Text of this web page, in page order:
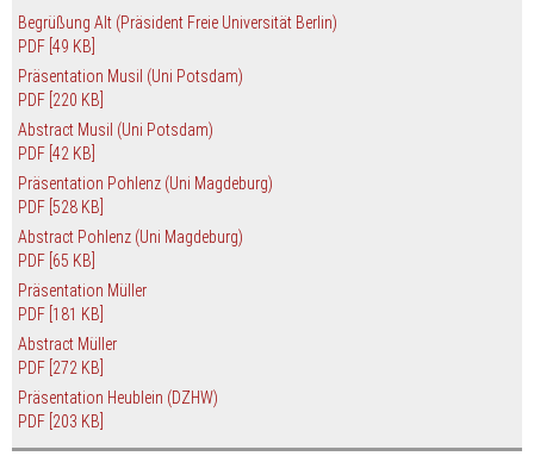
Begrüßung Alt (Präsident Freie Universität Berlin)
PDF [49 KB]
Präsentation Musil (Uni Potsdam)
PDF [220 KB]
Abstract Musil (Uni Potsdam)
PDF [42 KB]
Präsentation Pohlenz (Uni Magdeburg)
PDF [528 KB]
Abstract Pohlenz (Uni Magdeburg)
PDF [65 KB]
Präsentation Müller
PDF [181 KB]
Abstract Müller
PDF [272 KB]
Präsentation Heublein (DZHW)
PDF [203 KB]